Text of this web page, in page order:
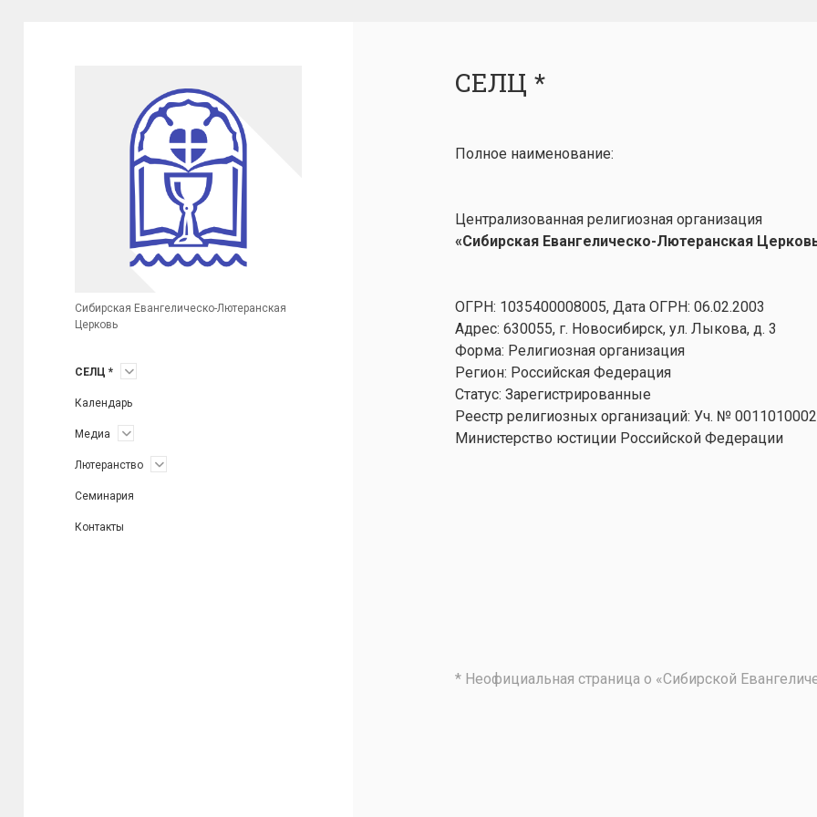
Сибирская
Евангелическо-
Лютеранская
Церковь
(неофициальный
сайт)
Сибирская Евангелическо-Лютеранская
Церковь
СЕЛЦ *
открыть
меню
Календарь
Медиа
открыть
меню
Лютеранство
открыть
меню
Семинария
Контакты
СЕЛЦ *
Полное наименование:
Централизованная религиозная организация
«Сибирская Евангелическо-Лютеранская
ОГРН: 1035400008005, Дата ОГРН: 06.02.2003
Адрес: 630055, г. Новосибирск, ул. Лыкова, д. 3
Форма: Религиозная организация
Регион: Российская Федерация
Статус: Зарегистрированные
Реестр религиозных организаций: Уч. № 0011010002
Министерство юстиции Российской Федерации
* Неофициальная страница о «Сибирской